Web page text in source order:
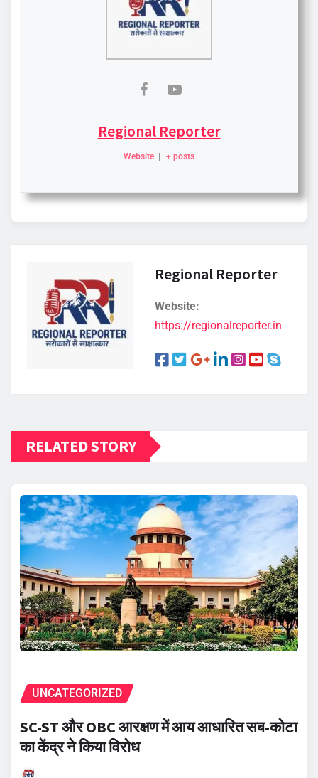
Regional Reporter
Website + posts
Regional Reporter
Website:
https://regionalreporter.in
RELATED STORY
UNCATEGORIZED
SC-ST और OBC आरक्षण में आय आधारित सब-कोटा
का केंद्र ने किया विरोध